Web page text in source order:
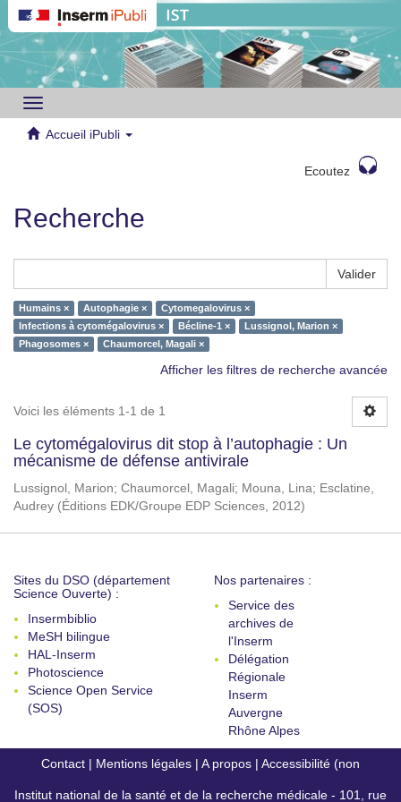
Toggle
navigation
Accueil iPubli
Ecoutez
Recherche
Valider
Humains × Autophagie ×
Cytomegalovirus ×
Infections à cytomégalovirus ×
Bécline-1 ×
Lussignol, Marion ×
Phagosomes ×
Chaumorcel, Magali ×
Afficher les filtres de recherche avancée
Voici les éléments 1-1 de 1
Le cytomégalovirus dit stop à l’autophagie : Un
mécanisme de défense antivirale
Lussignol, Marion; Chaumorcel, Magali; Mouna, Lina; Esclatine,
Audrey (Éditions EDK/Groupe EDP Sciences, 2012)
Sites du DSO (département
Science Ouverte) :
Insermbiblio
MeSH bilingue
HAL-Inserm
Photoscience
Science Open Service
(SOS)
Nos partenaires :
Service des
archives de
l'Inserm
Délégation
Régionale
Inserm
Auvergne
Rhône Alpes
Contact | Mentions légales | A propos | Accessibilité (non
conforme)
Institut national de la santé et de la recherche médicale - 101, rue